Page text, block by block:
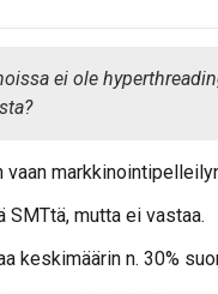
on vaan
ydintä ehkä n.
että AMDllä noita
melko saman luokan
vielä poistamaan
sitten on täytynyt
ei ole
vaan
SMTtä, mutta ei vastaa.
keskimäärin n. 30%